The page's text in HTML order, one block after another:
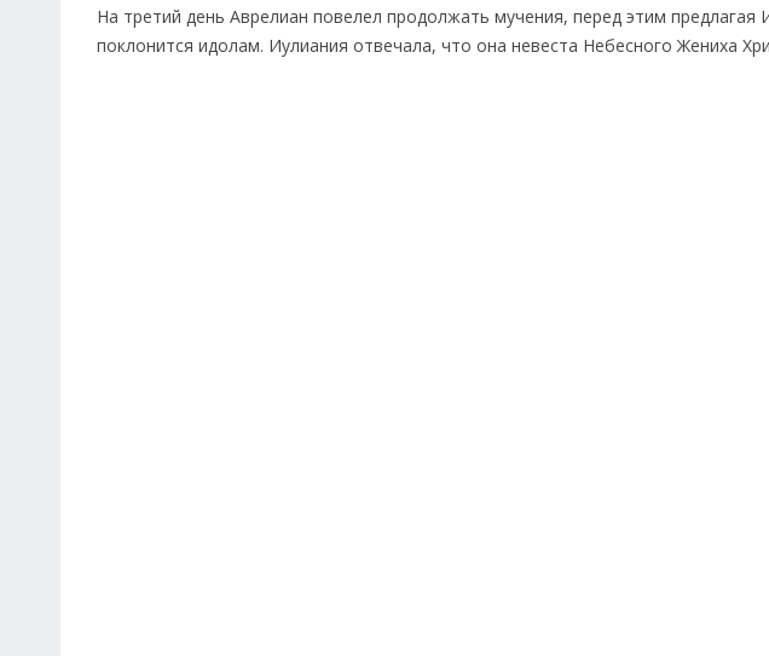
На третий день Аврелиан повелел продолжать мучения, перед этим предлагая
поклонится идолам. Иулиания отвечала, что она невеста Небесного Жениха